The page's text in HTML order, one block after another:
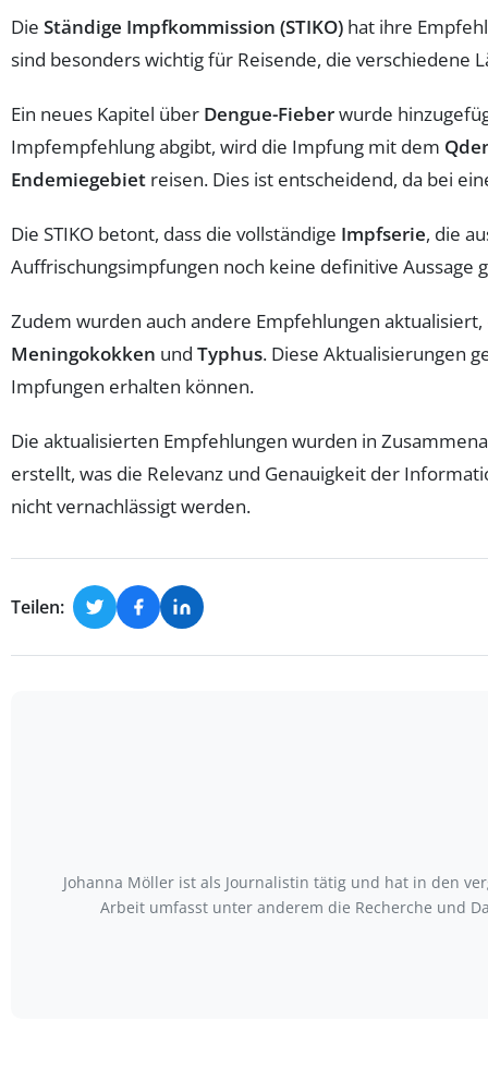
Die Ständige Impfkommission (STIKO) hat ihre
sind besonders wichtig für Reisende, die
Ein neues Kapitel über Dengue-Fieberwurde
Impfempfehlung abgibt, wird die Impfung mit dem
Endemiegebiet reisen. Dies ist entscheidend, da bei
Die STIKO betont, dass die vollständige Impfserie, die
Auffrischungsimpfungen noch keine definitive
Zudem wurden auch andere Empfehlungen
Meningokokken und Typhus. Diese Aktualisierungen
Impfungen erhalten können.
Die aktualisierten Empfehlungen wurden in
erstellt, was die Relevanz und Genauigkeit der
nicht vernachlässigt werden.
Teilen:
Johanna Möller ist als Journalistin tätig und hat in den
Arbeit umfasst unter anderem die Recherche und